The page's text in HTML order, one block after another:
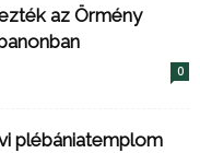
az Örmény
0
plébániatemplom